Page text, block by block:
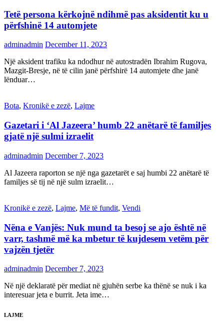
Tetë persona kërkojnë ndihmë pas aksidentit ku u
përfshinë 14 automjete
adminadmin December 11, 2023
Një aksident trafiku ka ndodhur në autostradën Ibrahim Rugova,
Mazgit-Bresje, në të cilin janë përfshirë 14 automjete dhe janë
lënduar…
Bota, Kronikë e zezë, Lajme
Gazetari i ‘Al Jazeera’ humb 22 anëtarë të familjes
gjatë një sulmi izraelit
adminadmin December 7, 2023
Al Jazeera raporton se një nga gazetarët e saj humbi 22 anëtarë të
familjes së tij në një sulm izraelit…
Kronikë e zezë, Lajme, Më të fundit, Vendi
Nëna e Vanjës: Nuk mund ta besoj se ajo është në
varr, tashmë më ka mbetur të kujdesem vetëm për
vajzën tjetër
adminadmin December 7, 2023
Në një deklaratë për mediat në gjuhën serbe ka thënë se nuk i ka
interesuar jeta e burrit. Jeta ime…
LAJME